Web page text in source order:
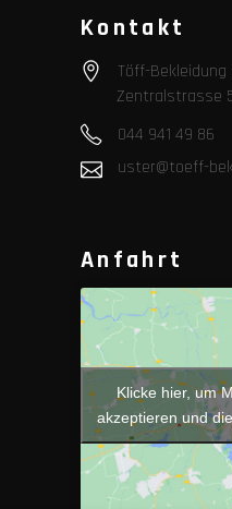
Kontakt
Töff-
Zentralstrasse
044 941 49 86
uster@toeff-
Anfahrt
Klicke hier, um
akzeptieren und